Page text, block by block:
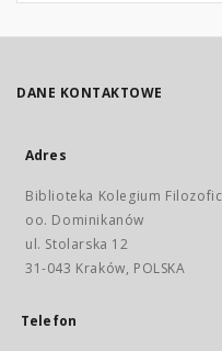
DANE KONTAKTOWE
Adres
Biblioteka Kolegium
oo. Dominikanów
ul. Stolarska 12
31-043 Kraków, POLSKA
Telefon